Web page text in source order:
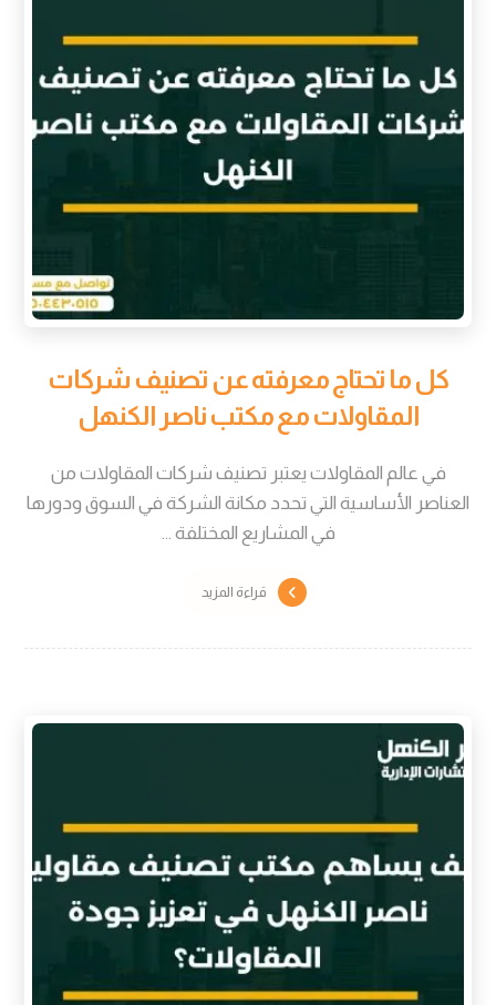
كل ما تحتاج معرفته عن تصنيف شركات
المقاولات مع مكتب ناصر الكنهل
في عالم المقاولات يعتبر تصنيف شركات المقاولات من
العناصر الأساسية التي تحدد مكانة الشركة في السوق ودورها
في المشاريع المختلفة ...
قراءة المزيد